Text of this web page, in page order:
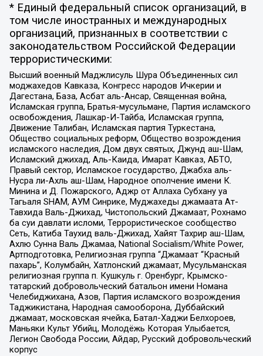
* Единый федеральный список организаций, в
том числе иностранных и международных
организаций, признанных в соответствии с
законодательством Российской Федерации
террористическими:
Высший военный Маджлисуль Шура Объединенных сил
моджахедов Кавказа, Конгресс народов Ичкерии и
Дагестана, База, Асбат аль-Ансар, Священная война,
Исламская группа, Братья-мусульмане, Партия исламского
освобождения, Лашкар-И-Тайба, Исламская группа,
Движение Талибан, Исламская партия Туркестана,
Общество социальных реформ, Общество возрождения
исламского наследия, Дом двух святых, Джунд аш-Шам,
Исламский джихад, Аль-Каида, Имарат Кавказ, АБТО,
Правый сектор, Исламское государство, Джабха аль-
Нусра ли-Ахль аш-Шам, Народное ополчение имени К.
Минина и Д. Пожарского, Аджр от Аллаха Субхану уа
Тагьаля SHAM, АУМ Синрике, Муджахеды джамаата Ат-
Тавхида Валь-Джихад, Чистопольский Джамаат, Рохнамо
ба суи давлати исломи, Террористическое сообщество
Сеть, Катиба Таухид валь-Джихад, Хайят Тахрир аш-Шам,
Ахлю Сунна Валь Джамаа, National Socialism/White Power,
Артподготовка, Религиозная группа “Джамаат “Красный
пахарь”, Колумбайн, Хатлонский джамаат, Мусульманская
религиозная группа п. Кушкуль г. Оренбург, Крымско-
татарский добровольческий батальон имени Номана
Челебиджихана, Азов, Партия исламского возрождения
Таджикистана, Народная самооборона, Дуббайский
джамаат, московская ячейка, Батал-Хаджи Белхороев,
Маньяки Культ Убийц, Молодёжь Которая Улыбается,
Легион Свобода России, Айдар, Русский добровольческий
корпус